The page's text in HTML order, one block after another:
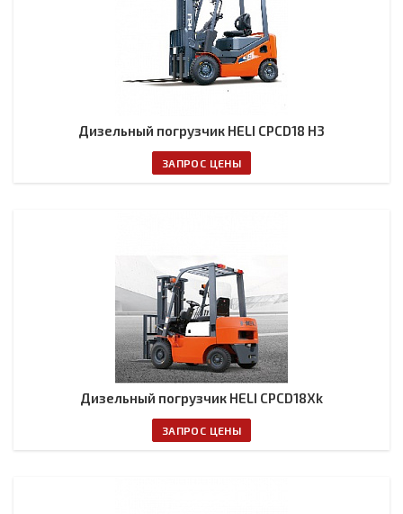
Дизельный погрузчик HELI CPCD18 H3
ЗАПРОС ЦЕНЫ
Дизельный погрузчик HELI CPCD18Xk
ЗАПРОС ЦЕНЫ